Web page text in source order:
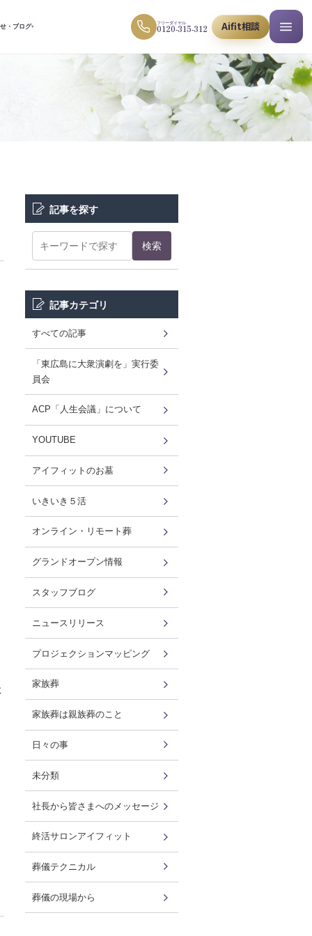
・ブログ▾
フリーダイヤル
0120-315-312 Aifit相談
記事を探す
検索
記事カテゴリ
すべての記事
「東広島に大衆演劇を」実行委
員会
ACP「人生会議」について
YOUTUBE
アイフィットのお墓
いきいき５活
オンライン・リモート葬
グランドオープン情報
スタッフブログ
ニュースリリース
プロジェクションマッピング
家族葬
家族葬は親族葬のこと
日々の事
未分類
社長から皆さまへのメッセージ
終活サロンアイフィット
葬儀テクニカル
葬儀の現場から